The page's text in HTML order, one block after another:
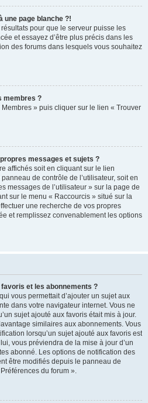
une page blanche ?!
pour que le serveur puisse les
et essayez d’être plus précis dans les
des forums dans lesquels vous souhaitez
membres ?
» puis cliquer sur le lien « Trouver
messages et sujets ?
affichés soit en cliquant sur le lien
de contrôle de l’utilisateur, soit en
messages de l’utilisateur » sur la page de
sur le menu « Raccourcis » situé sur la
une recherche de vos propres
et remplissez convenablement les options
et les abonnements ?
vous permettait d’ajouter un sujet aux
dans votre navigateur internet. Vous ne
sujet ajouté aux favoris était mis à jour.
similaires aux abonnements. Vous
lorsqu’un sujet ajouté aux favoris est
vous préviendra de la mise à jour d’un
abonné. Les options de notification des
être modifiés depuis le panneau de
du forum ».